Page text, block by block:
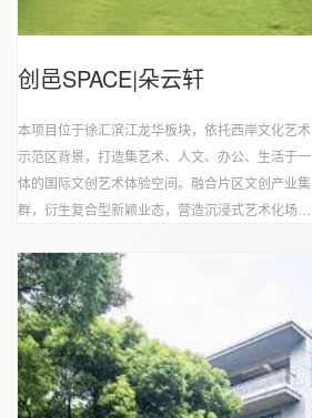
创邑SPACE|朵云轩
本项目位于徐汇滨江龙华板块，依托西岸文化艺术
示范区背景，打造集艺术、人文、办公、生活于一
体的国际文创艺术体验空间。融合片区文创产业集
群，衍生复合型新颖业态，营造沉浸式艺术化场